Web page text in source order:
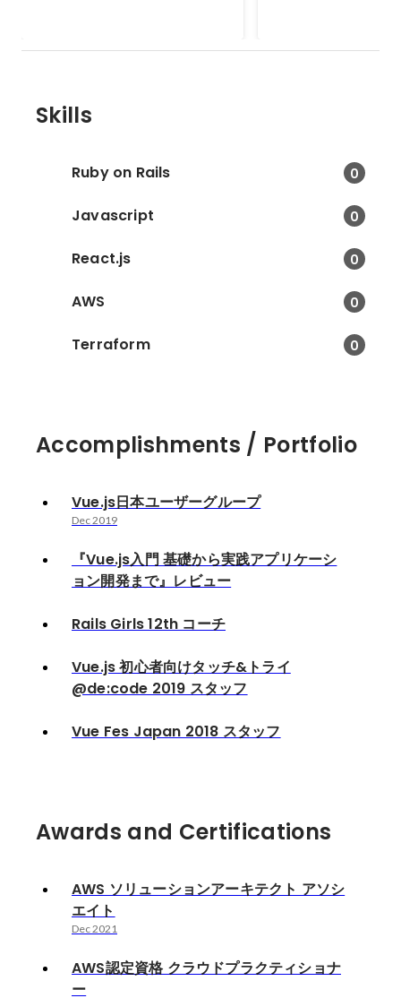
Skills
Ruby on Rails 0
Javascript 0
React.js 0
AWS 0
Terraform 0
Accomplishments / Portfolio
Vue.js日本ユーザーグループ
Dec 2019
『Vue.js入門 基礎から実践アプリケーシ
ョン開発まで』レビュー
Rails Girls 12th コーチ
Vue.js 初心者向けタッチ&トライ
@de:code 2019 スタッフ
Vue Fes Japan 2018 スタッフ
Awards and Certifications
AWS ソリューションアーキテクト アソシ
エイト
Dec 2021
AWS認定資格 クラウドプラクティショナ
ー